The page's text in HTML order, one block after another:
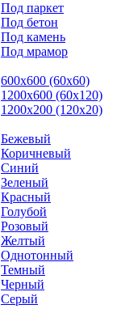
Под паркет
Под бетон
Под камень
Под мрамор
600х600 (60х60)
1200х600 (60х120)
1200х200 (120x20)
Бежевый
Коричневый
Синий
Зеленый
Красный
Голубой
Розовый
Желтый
Однотонный
Темный
Черный
Серый